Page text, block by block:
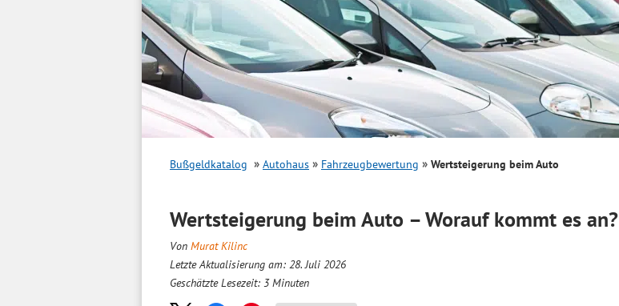
Bußgeldkatalog Autohaus Fahrzeugbewertung Wertsteigerung beim Auto
Wertsteigerung beim Auto – Worauf kommt es an?
Von Murat Kilinc
Letzte Aktualisierung am: 28. Juli 2026
Geschätzte Lesezeit: 3 Minuten